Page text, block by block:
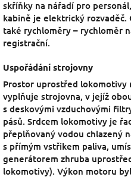
skříňky na nářadí pro
kabině je elektrický rozvaděč.
také rychloměry – rychloměr
registrační.
Uspořádání strojovny
Prostor uprostřed lokomotivy
vyplňuje strojovna, v jejíž
s deskovými vzduchovými
pásů. Srdcem lokomotivy je
přeplňovaný vodou chlazený
s přímým vstřikem paliva,
generátorem zhruba
lokomotivy). Výkon motoru